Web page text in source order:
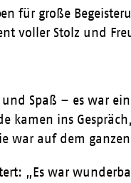
für große
voller Stolz und
Spaß – es war ein
kamen ins
war auf dem
„Es war